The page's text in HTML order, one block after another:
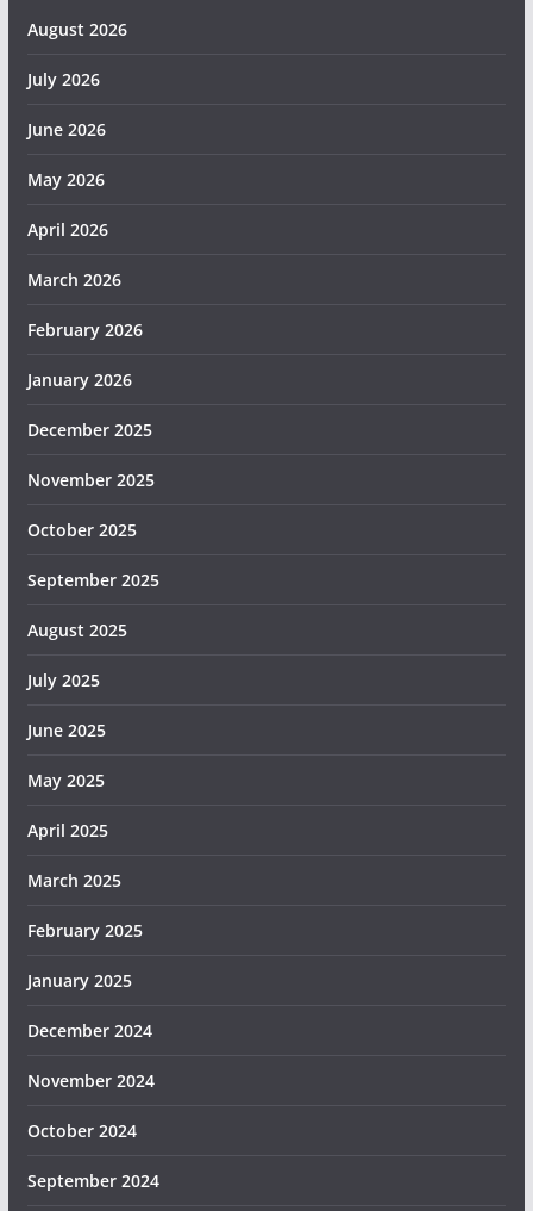
August 2026
July 2026
June 2026
May 2026
April 2026
March 2026
February 2026
January 2026
December 2025
November 2025
October 2025
September 2025
August 2025
July 2025
June 2025
May 2025
April 2025
March 2025
February 2025
January 2025
December 2024
November 2024
October 2024
September 2024